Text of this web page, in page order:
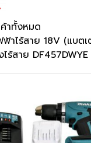
าทั้งหมด
ฟ้าไร้สาย 18V (แบตเ
ไร้สาย